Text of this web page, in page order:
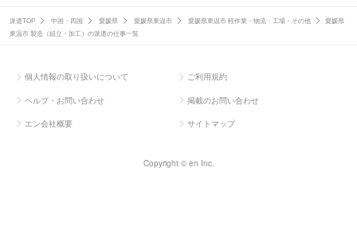
派遣TOP 中国・四国 愛媛県 愛媛県東温市 愛媛県東温市 軽作業・物流・工場・その他
愛媛県
東温市 製造（組立・加工）の派遣の仕事一覧
個人情報の取り扱いについて ご利用規約
ヘルプ・お問い合わせ 掲載のお問い合わせ
エン会社概要 サイトマップ
Copyright © en Inc.